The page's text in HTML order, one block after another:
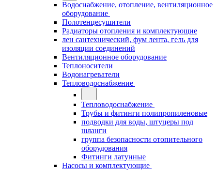
Водоснабжение, отопление, вентиляционное
оборудование
Полотенцесушители
Радиаторы отопления и комплектующие
лен сантехнический, фум лента, гель для
изоляции соединений
Вентиляционное оборудование
Теплоносители
Водонагреватели
Тепловодоснабжение
Тепловодоснабжение
Трубы и фитинги полипропиленовые
подводки для воды, штуцеры под
шланги
группа безопасности отопительного
оборудования
Фитинги латунные
Насосы и комплектующие